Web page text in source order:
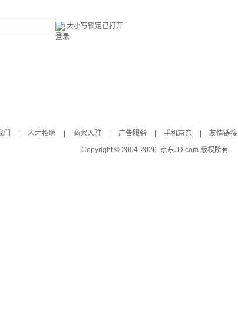
大小写锁定已打开
登录
们 人才招聘 商家入驻 广告服务 手机京东 友情链接
Copyright © 2004-2026 京东JD.com 版权所有